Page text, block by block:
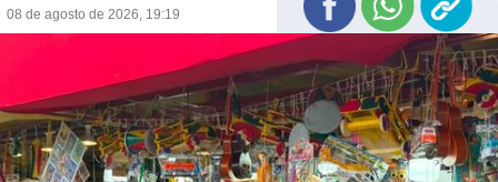
08 de agosto de 2026, 19:19